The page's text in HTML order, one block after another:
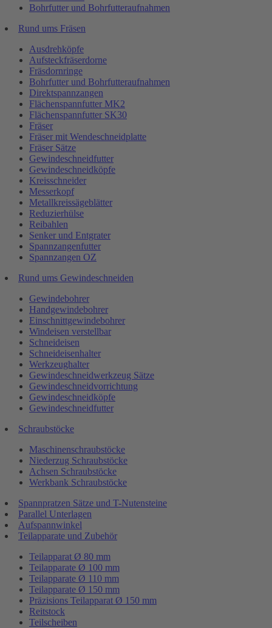
Bohrfutter und Bohrfutteraufnahmen
Rund ums Fräsen
Ausdrehköpfe
Aufsteckfräserdorne
Fräsdornringe
Bohrfutter und Bohrfutteraufnahmen
Direktspannzangen
Flächenspannfutter MK2
Flächenspannfutter SK30
Fräser
Fräser mit Wendeschneidplatte
Fräser Sätze
Gewindeschneidfutter
Gewindeschneidköpfe
Kreisschneider
Messerkopf
Metallkreissägeblätter
Reduzierhülse
Reibahlen
Senker und Entgrater
Spannzangenfutter
Spannzangen OZ
Rund ums Gewindeschneiden
Gewindebohrer
Handgewindebohrer
Einschnittgewindebohrer
Windeisen verstellbar
Schneideisen
Schneideisenhalter
Werkzeughalter
Gewindeschneidwerkzeug Sätze
Gewindeschneidvorrichtung
Gewindeschneidköpfe
Gewindeschneidfutter
Schraubstöcke
Maschinenschraubstöcke
Niederzug Schraubstöcke
Achsen Schraubstöcke
Werkbank Schraubstöcke
Spannpratzen Sätze und T-Nutensteine
Parallel Unterlagen
Aufspannwinkel
Teilapparate und Zubehör
Teilapparat Ø 80 mm
Teilapparate Ø 100 mm
Teilapparate Ø 110 mm
Teilapparate Ø 150 mm
Präzisions Teilapparat Ø 150 mm
Reitstock
Teilscheiben